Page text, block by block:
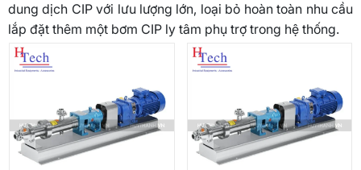
dung dịch CIP với lưu lượng lớn, loại bỏ hoàn toàn nhu cầu
lắp đặt thêm một bơm CIP ly tâm phụ trợ trong hệ thống.